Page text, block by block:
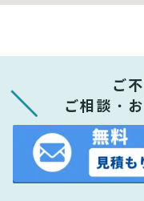
ご
ご相談・